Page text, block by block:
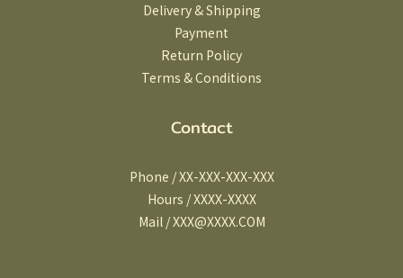
Delivery & Shipping
Payment
Return Policy
Terms & Conditions
Contact
Phone / XX-XXX-XXX-XXX
Hours / XXXX-XXXX
Mail / XXX@XXXX.COM